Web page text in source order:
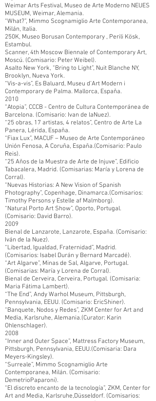
Weimar Arts Festival, Museo de Arte Moderno NEUES
MUSEUM, Weimar, Alemania.
“What?”, Mimmo Scognamiglio Arte Contemporanea,
Milán, Italia.
250K, Museo Borusan Contemporary , Perili Kösk,
Estambul.
Scanner, 4th Moscow Biennale of Contemporary Art,
Moscú. (Comisario: Peter Weibel).
Asalto New York, “Bring to Light”, Nuit Blanche NY,
Brooklyn, Nueva York.
“Vis-a-vis”, Es Baluard, Museu d’Art Modern i
Contemporary de Palma. Mallorca, España.
2010
“Atopia”, CCCB - Centro de Cultura Contemporánea de
Barcelona. (Comisario: Ivan de laNuez).
“25 obras, 17 artistas, 4 relatos”, Centro de Arte La
Panera, Lérida, España.
“Fiax Lux”, MACUF – Museo de Arte Contemporáneo
Unión Fenosa, A Coruña, España.(Comisario: Paulo
Reis).
“25 Años de la Muestra de Arte de Injuve”, Edificio
Tabacalera, Madrid. (Comisarias: María y Lorena de
Corral).
“Nuevas Historias: A New Vision of Spanish
Photography”, Copenhage, Dinamarca.(Comisarios:
Timothy Persons y Estelle af Malmborg).
“Natural Porto Art Show”, Oporto, Portugal.
(Comisario: David Barro).
2009
Bienal de Lanzarote, Lanzarote, España. (Comisario:
Iván de la Nuez).
“Libertad, Igualdad, Fraternidad”, Madrid.
(Comisarios: Isabel Durán y Bernard Marcadé).
“Art Algarve”, Minas de Sal, Algarve, Portugal.
(Comisarias: María y Lorena de Corral).
Bienal de Cerveira, Cerveira, Portugal. (Comisaria:
Maria Fátima Lambert).
“The End”, Andy Warhol Museum, Pittsburgh,
Pennsylvania, EEUU. (Comisario: EricShiner).
“Banquete, Nodos y Redes”, ZKM Center for Art and
Media, Karlsruhe, Alemania.(Curator: Karin
Ohlenschlager).
2008
“Inner and Outer Space”, Mattress Factory Museum,
Pittsburgh, Pennsylvania, EEUU.(Comisaria: Dara
Meyers-Kingsley).
“Surreale”, Mimmo Scognamiglio Arte
Contemporanea, Milán. (Comisario:
DemetrioPaparoni).
“El discreto encanto de la tecnología”, ZKM, Center for
Art and Media, Karlsruhe,Düsseldorf. (Comisarios: